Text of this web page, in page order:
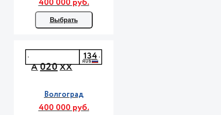
Выбрать
А020ХХ
134
Волгоград
400 000 руб.